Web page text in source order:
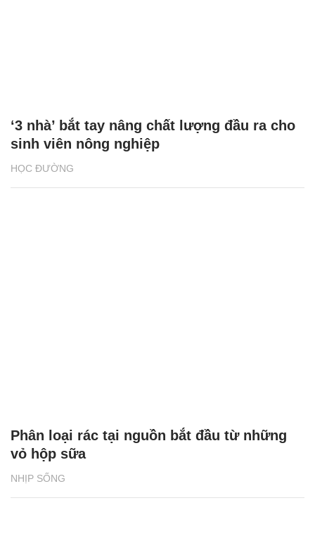
HỌC ĐƯỜNG
‘3 nhà’ bắt tay nâng chất lượng đầu ra cho
sinh viên nông nghiệp
NHỊP SỐNG
Phân loại rác tại nguồn bắt đầu từ những
vỏ hộp sữa